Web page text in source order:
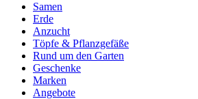
Samen
Erde
Anzucht
Töpfe & Pflanzgefäße
Rund um den Garten
Geschenke
Marken
Angebote